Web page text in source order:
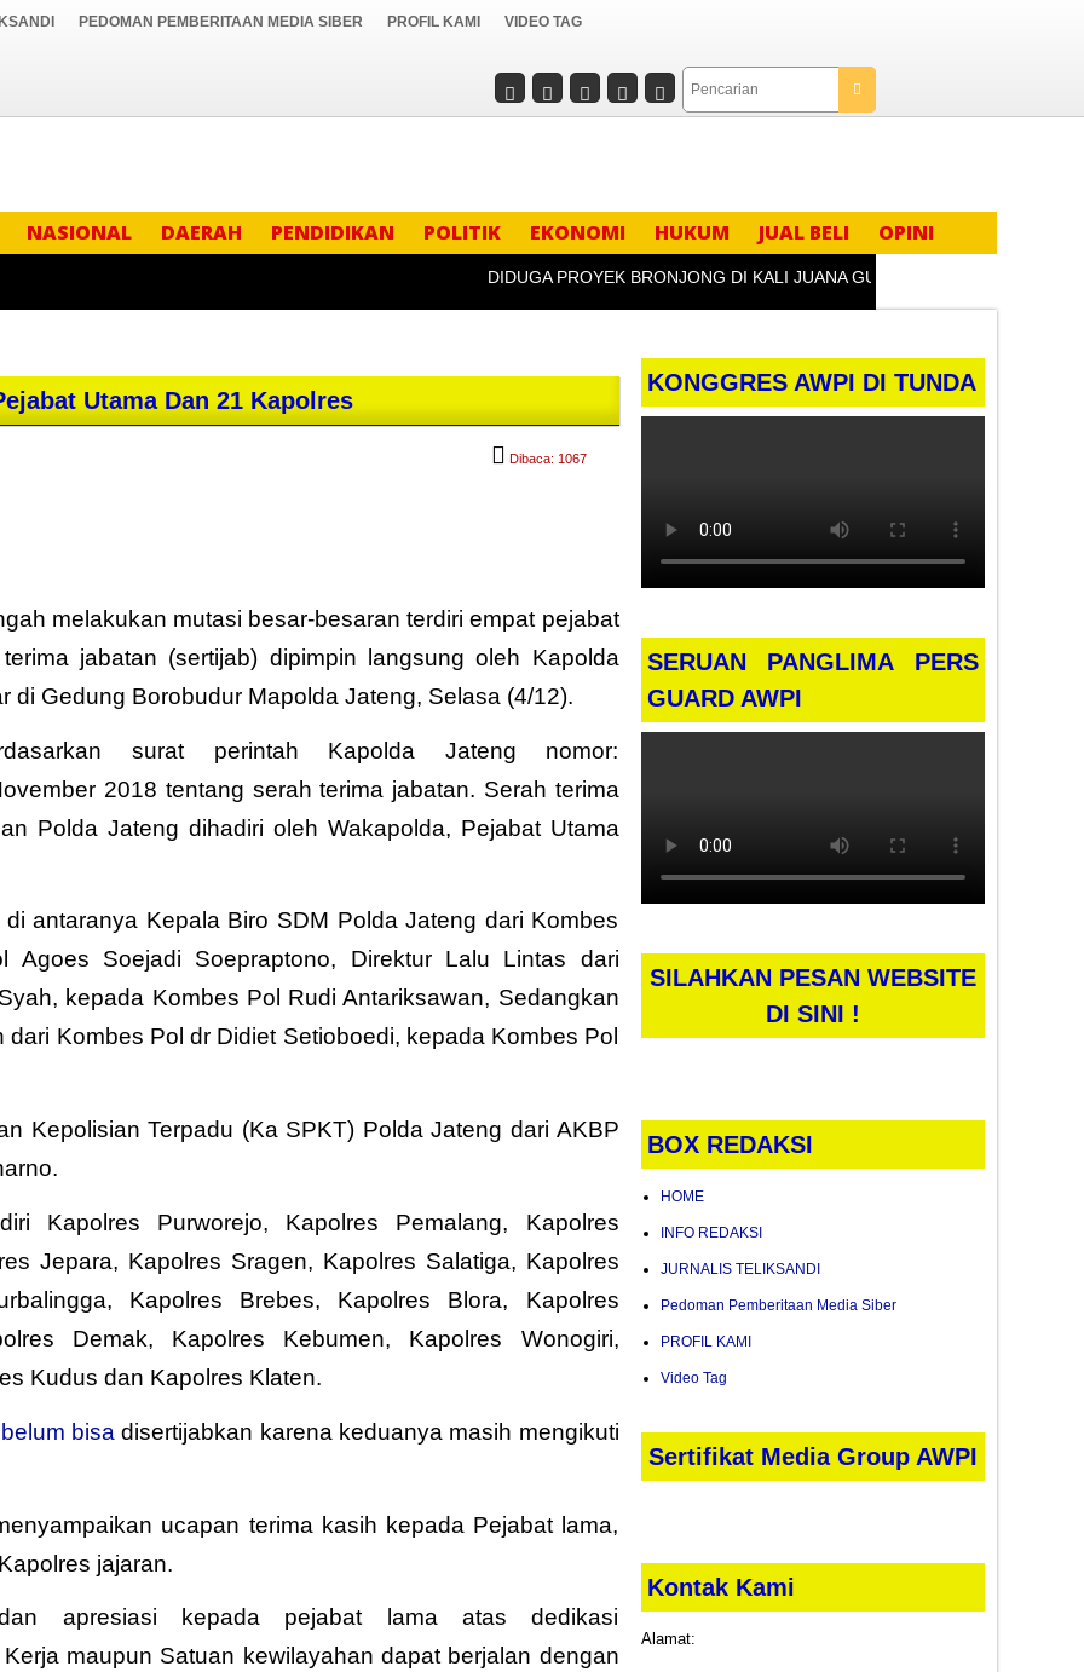
PEDOMAN PEMBERITAAN MEDIA SIBER PROFIL KAMI VIDEO TAG
NASIONAL DAERAH PENDIDIKAN POLITIK EKONOMI HUKUM JUAL BELI OPINI
DIDUGA PROYEK BRONJONG DI KALI JUANA GUNUNG SLAMET TEGAL
Utama Dan 21 Kapolres
Dibaca: 1067
melakukan mutasi besar-besaran terdiri empat pejabat
jabatan (sertijab) dipimpin langsung oleh Kapolda
di Gedung Borobudur Mapolda Jateng, Selasa (4/12).
surat perintah Kapolda Jateng nomor:
2018 tentang serah terima jabatan. Serah terima
Polda Jateng dihadiri oleh Wakapolda, Pejabat Utama
antaranya Kepala Biro SDM Polda Jateng dari Kombes
Agoes Soejadi Soepraptono, Direktur Lalu Lintas dari
kepada Kombes Pol Rudi Antariksawan, Sedangkan
Kombes Pol dr Didiet Setioboedi, kepada Kombes Pol
Kepolisian Terpadu (Ka SPKT) Polda Jateng dari AKBP
Kapolres Purworejo, Kapolres Pemalang, Kapolres
Jepara, Kapolres Sragen, Kapolres Salatiga, Kapolres
Kapolres Brebes, Kapolres Blora, Kapolres
Demak, Kapolres Kebumen, Kapolres Wonogiri,
Kudus dan Kapolres Klaten.
belum bisa disertijabkan karena keduanya masih mengikuti
ucapan terima kasih kepada Pejabat lama,
jajaran.
apresiasi kepada pejabat lama atas dedikasi
maupun Satuan kewilayahan dapat berjalan dengan
KONGGRES AWPI DI TUNDA
SERUAN PANGLIMA PERS
GUARD AWPI
SILAHKAN PESAN WEBSITE
DI SINI !
BOX REDAKSI
HOME
INFO REDAKSI
JURNALIS TELIKSANDI
Pedoman Pemberitaan Media Siber
PROFIL KAMI
Video Tag
Sertifikat Media Group AWPI
Kontak Kami
Alamat: